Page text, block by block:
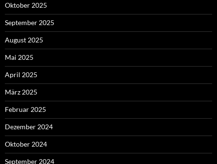
Oktober 2025
September 2025
August 2025
Mai 2025
April 2025
März 2025
Februar 2025
Dezember 2024
Oktober 2024
September 2024